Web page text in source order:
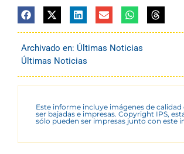
Archivado en: Últimas Noticias
Últimas Noticias
Este informe incluye imágenes de calidad
ser bajadas e impresas. Copyright IPS,
sólo pueden ser impresas junto con este